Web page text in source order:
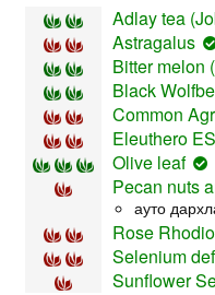
Adlay tea
Astragalus
Bitter melon
Black
Common
Eleuthero
Olive leaf
Pecan nuts
ауто
Rose
Selenium
Sunflower